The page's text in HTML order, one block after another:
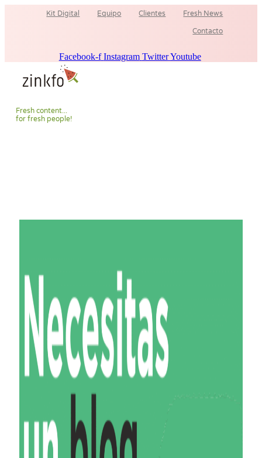
Kit Digital Equipo Clientes Fresh News
Contacto
Facebook-f Instagram TwitterYoutube
Fresh content...
for fresh people!